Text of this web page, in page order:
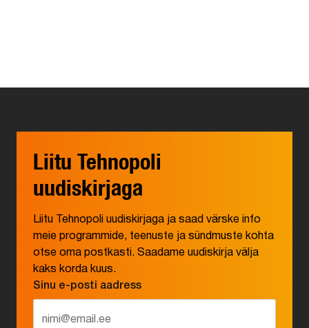
Liitu Tehnopoli
uudiskirjaga
Liitu Tehnopoli uudiskirjaga ja saad värske info
meie programmide, teenuste ja sündmuste kohta
otse oma postkasti. Saadame uudiskirja välja
kaks korda kuus.
Sinu e-posti aadress